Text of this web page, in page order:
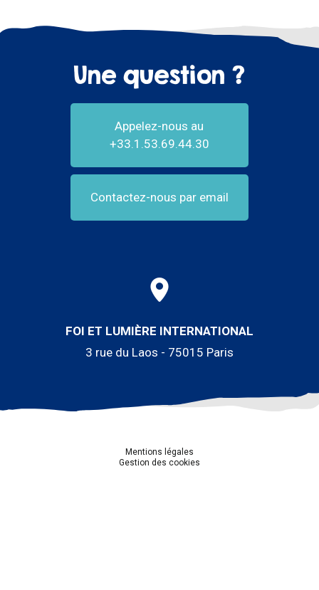
Une question ?
Appelez-nous au
+33.1.53.69.44.30
Contactez-nous par email
FOI ET LUMIÈRE INTERNATIONAL
3 rue du Laos - 75015 Paris
Mentions légales
Gestion des cookies